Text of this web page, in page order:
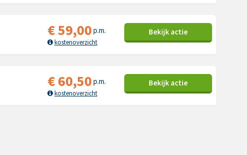
€59,00 p.m.
kostenoverzicht
Bekijk actie
€60,50 p.m.
kostenoverzicht
Bekijk actie